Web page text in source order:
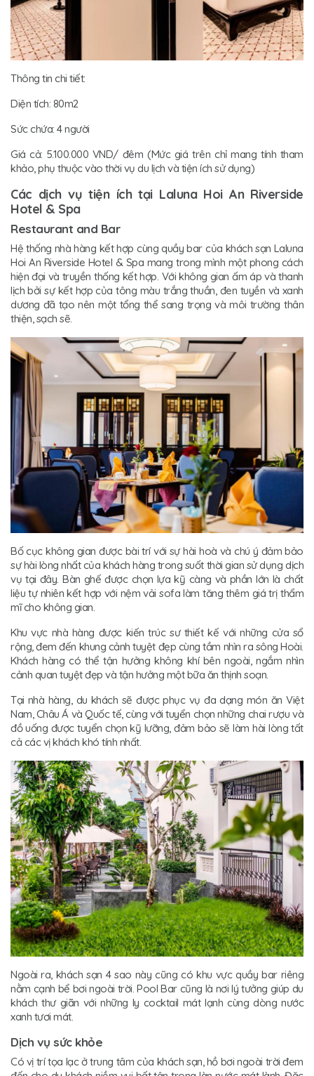
Thông tin chi tiết:
Diện tích: 80m2
Sức chứa: 4 người
Giá cả: 5.100.000 VND/ đêm (Mức giá trên chỉ mang tính tham
khảo, phụ thuộc vào thời vụ du lịch và tiện ích sử dụng)
Các dịch vụ tiện ích tại Laluna Hoi An Riverside
Hotel & Spa
Restaurant and Bar
Hệ thống nhà hàng kết hợp cùng quầy bar của khách sạn Laluna
Hoi An Riverside Hotel & Spa mang trong mình một phong cách
hiện đại và truyền thống kết hợp. Với không gian ấm áp và thanh
lịch bởi sự kết hợp của tông màu trắng thuần, đen tuyền và xanh
dương đã tạo nên một tổng thể sang trọng và môi trường thân
thiện, sạch sẽ.
Bố cục không gian được bài trí với sự hài hoà và chú ý đảm bảo
sự hài lòng nhất của khách hàng trong suốt thời gian sử dụng dịch
vụ tại đây. Bàn ghế được chọn lựa kỹ càng và phần lớn là chất
liệu tự nhiên kết hợp với nệm vải sofa làm tăng thêm giá trị thẩm
mĩ cho không gian.
Khu vực nhà hàng được kiến trúc sư thiết kế với những cửa sổ
rộng, đem đến khung cảnh tuyệt đẹp cùng tầm nhìn ra sông Hoài.
Khách hàng có thể tận hưởng không khí bên ngoài, ngắm nhìn
cảnh quan tuyệt đẹp và tận hưởng một bữa ăn thịnh soạn.
Tại nhà hàng, du khách sẽ được phục vụ đa dạng món ăn Việt
Nam, Châu Á và Quốc tế, cùng với tuyển chọn những chai rượu và
đồ uống được tuyển chọn kỹ lưỡng, đảm bảo sẽ làm hài lòng tất
cả các vị khách khó tính nhất.
Ngoài ra, khách sạn 4 sao này cũng có khu vực quầy bar riêng
nằm cạnh bể bơi ngoài trời. Pool Bar cũng là nơi lý tưởng giúp du
khách thư giãn với những ly cocktail mát lạnh cùng dòng nước
xanh tươi mát.
Dịch vụ sức khỏe
Có vị trí tọa lạc ở trung tâm của khách sạn, hồ bơi ngoài trời đem